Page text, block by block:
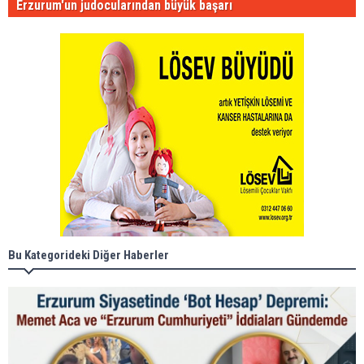
Erzurum'un judocularından büyük başarı
Bu Kategorideki Diğer Haberler